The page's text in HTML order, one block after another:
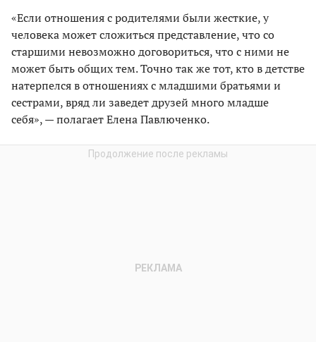
«Если отношения с родителями были жесткие, у
человека может сложиться представление, что со
старшими невозможно договориться, что с ними не
может быть общих тем. Точно так же тот, кто в детстве
натерпелся в отношениях с младшими братьями и
сестрами, вряд ли заведет друзей много младше
себя», — полагает Елена Павлюченко.